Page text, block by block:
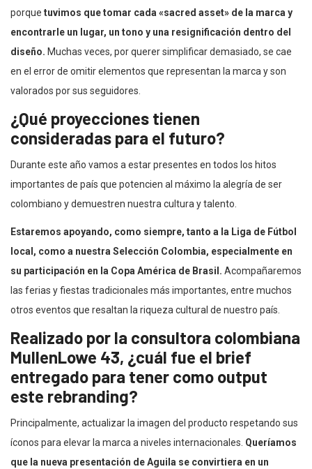
porque tuvimos que tomar cada «sacred asset» de la marca y
encontrarle un lugar, un tono y una resignificación dentro del
diseño. Muchas veces, por querer simplificar demasiado, se cae
en el error de omitir elementos que representan la marca y son
valorados por sus seguidores.
¿Qué proyecciones tienen
consideradas para el futuro?
Durante este año vamos a estar presentes en todos los hitos
importantes de país que potencien al máximo la alegría de ser
colombiano y demuestren nuestra cultura y talento.
Estaremos apoyando, como siempre, tanto a la Liga de Fútbol
local, como a nuestra Selección Colombia, especialmente en
su participación en la Copa América de Brasil. Acompañaremos
las ferias y fiestas tradicionales más importantes, entre muchos
otros eventos que resaltan la riqueza cultural de nuestro país.
Realizado por la consultora colombiana
MullenLowe 43, ¿cuál fue el brief
entregado para tener como output
este rebranding?
Principalmente, actualizar la imagen del producto respetando sus
íconos para elevar la marca a niveles internacionales. Queríamos
que la nueva presentación de Aguila se convirtiera en un